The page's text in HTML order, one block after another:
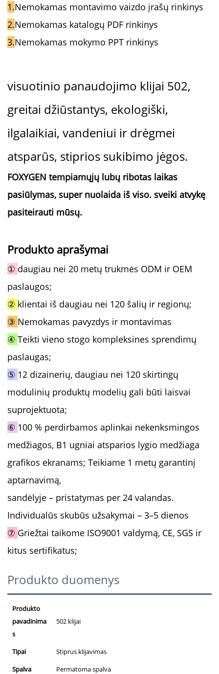
1.Nemokamas montavimo vaizdo įrašų rinkinys
2.Nemokamas katalogų PDF rinkinys
3.Nemokamas mokymo PPT rinkinys
visuotinio panaudojimo klijai 502,
greitai džiūstantys, ekologiški,
ilgalaikiai, vandeniui ir drėgmei
atsparūs, stiprios sukibimo jėgos.
FOXYGEN tempiamųjų lubų ribotas laikas
pasiūlymas, super nuolaida iš viso. sveiki atvykę
pasiteirauti mūsų.
Produkto aprašymai
① daugiau nei 20 metų trukmės ODM ir OEM
paslaugos;
② klientai iš daugiau nei 120 šalių ir regionų;
③ Nemokamas pavyzdys ir montavimas
④ Teikti vieno stogo kompleksines sprendimų
paslaugas;
⑤ 12 dizainerių, daugiau nei 120 skirtingų
modulinių produktų modelių gali būti laisvai
suprojektuota;
⑥ 100 % perdirbamos aplinkai nekenksmingos
medžiagos, B1 ugniai atsparios lygio medžiaga
grafikos ekranams; Teikiame 1 metų garantinį
aptarnavimą,
sandėlyje – pristatymas per 24 valandas.
Individualūs skubūs užsakymai – 3–5 dienos
⑦ Griežtai taikome ISO9001 valdymą, CE, SGS ir
kitus sertifikatus;
Produkto duomenys
Produkto
pavadinima
s
502 klijai
Tipai
Stiprus klijavimas
Spalva
Permatoma spalva